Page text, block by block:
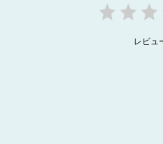
レビュ